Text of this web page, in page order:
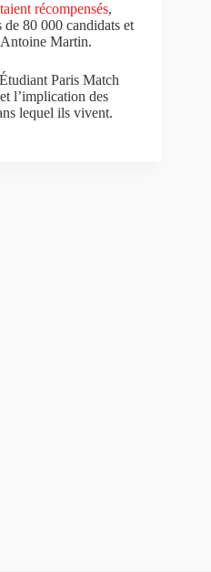
récompensés,
de 80 000 candidats et
Martin.
Paris Match
l’implication des
lequel ils vivent.